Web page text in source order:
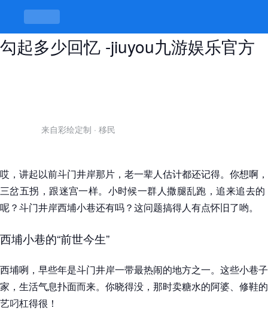
斗门井岸西埔小巷还有吗，街巷旧影
勾起多少回忆 -jiuyou九游娱乐官方
来自彩绘定制 · 移民
哎，讲起以前斗门井岸那片，老一辈人估计都还记得。你想啊
三岔五拐，跟迷宫一样。小时候一群人撒腿乱跑，追来追去
呢？斗门井岸西埔小巷还有吗？这问题搞得人有点怀旧了哟。
西埔小巷的“前世今生”
西埔咧，早些年是斗门井岸一带最热闹的地方之一。这些小巷
家，生活气息扑面而来。你晓得没，那时卖糖水的阿婆、修鞋
艺叼杠得很！